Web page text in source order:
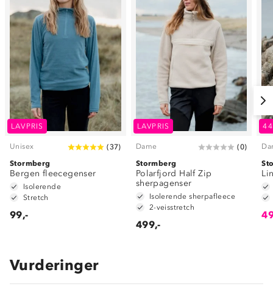
LAVPRIS
Unisex (37)
Stormberg
Bergen fleecegenser
Isolerende
Stretch
99,-
LAVPRIS
Dame (0)
Stormberg
Polarfjord Half Zip
sherpagenser
Isolerende sherpafleece
2-veisstretch
499,-
Vurderinger